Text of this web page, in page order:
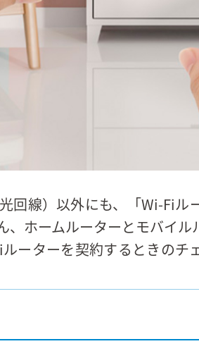
回線）以外にも、「Wi-Fiル
、ホームルーターとモバイ
ーターを契約するときのチ